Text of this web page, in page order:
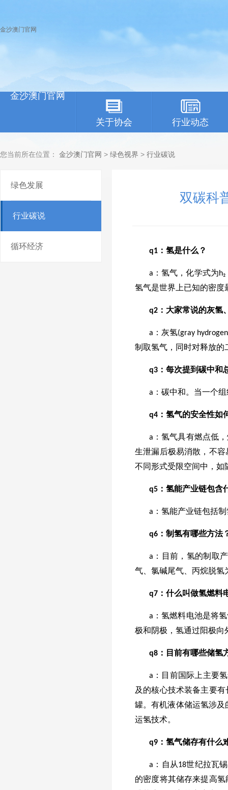
金沙澳门官网
金沙澳门官网
关于协会 行业动态
您当前所在位置： 金沙澳门官网 > 绿色视界 > 行业碳说
绿色发展
行业碳说
循环经济
双碳科
q1：氢是什么？
a：氢气，化学式为
氢气是世界上已知的密度
q2：大家常说的灰氢
a：灰氢(gray
制取氢气，同时对释放的
q3：每次提到碳中和
a：碳中和。当一个
q4：氢气的安全性如
a：氢气具有燃点低
生泄漏后极易消散，不
不同形式受限空间中，如
q5：氢能产业链包含
a：氢能产业链包括
q6：制氢有哪些方法
a：目前，氢的制取
气、氯碱尾气、丙烷脱氢
q7：什么叫做氢燃料
a：氢燃料电池是将
极和阴极，氢通过阳极向
q8：目前有哪些储氢
a：目前国际上主要
及的核心技术装备主要
罐。有机液体储运氢涉
运氢技术。
q9：氢气储存有什么
a：自从18世纪拉瓦
的密度将其储存来提高